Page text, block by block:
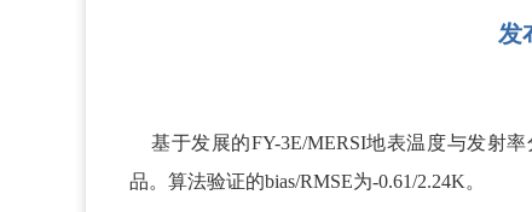
发
基于发展的FY-3E/MERSI地表温度与发射率
品。算法验证的bias/RMSE为-0.61/2.24K。